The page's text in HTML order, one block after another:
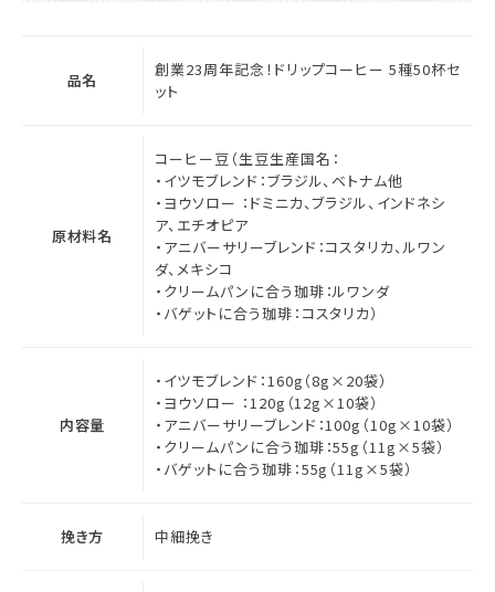
品名
創業23周年記念！ドリップコーヒー 5種50杯セ
ット
原材料名
コーヒー豆（生豆生産国名：
・イツモブレンド：ブラジル、ベトナム他
・ヨウソロー ：ドミニカ、ブラジル、インドネシ
ア、エチオピア
・アニバーサリーブレンド：コスタリカ、ルワン
ダ、メキシコ
・クリームパンに合う珈琲：ルワンダ
・バゲットに合う珈琲：コスタリカ）
内容量
・イツモブレンド：160g（8g×20袋）
・ヨウソロー ：120g（12g×10袋）
・アニバーサリーブレンド：100g（10g×10袋）
・クリームパンに合う珈琲：55g（11g×5袋）
・バゲットに合う珈琲：55g（11g×5袋）
挽き方 中細挽き